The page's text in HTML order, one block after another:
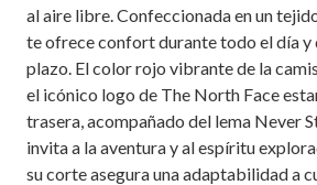
al aire libre. Confeccionada en un
te ofrece confort durante todo el día y
plazo. El color rojo vibrante de la
el icónico logo de The North Face
trasera, acompañado del lema Never
invita a la aventura y al espíritu
su corte asegura una adaptabilidad a